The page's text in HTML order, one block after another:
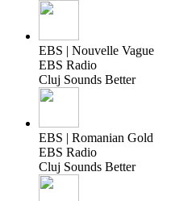
EBS | Nouvelle Vague
EBS Radio
Cluj Sounds Better
EBS | Romanian Gold
EBS Radio
Cluj Sounds Better